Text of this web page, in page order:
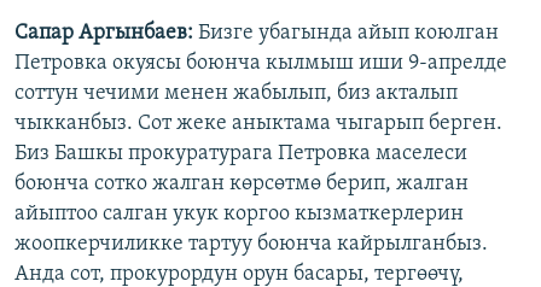
Сапар Аргынбаев: Бизге убагында айып коюлган
Петровка окуясы боюнча кылмыш иши 9-апрелде
соттун чечими менен жабылып, биз акталып
чыкканбыз. Сот жеке аныктама чыгарып берген.
Биз Башкы прокуратурага Петровка маселеси
боюнча сотко жалган көрсөтмө берип, жалган
айыптоо салган укук коргоо кызматкерлерин
жоопкерчиликке тартуу боюнча кайрылганбыз.
Анда сот, прокурордун орун басары, тергөөчү,